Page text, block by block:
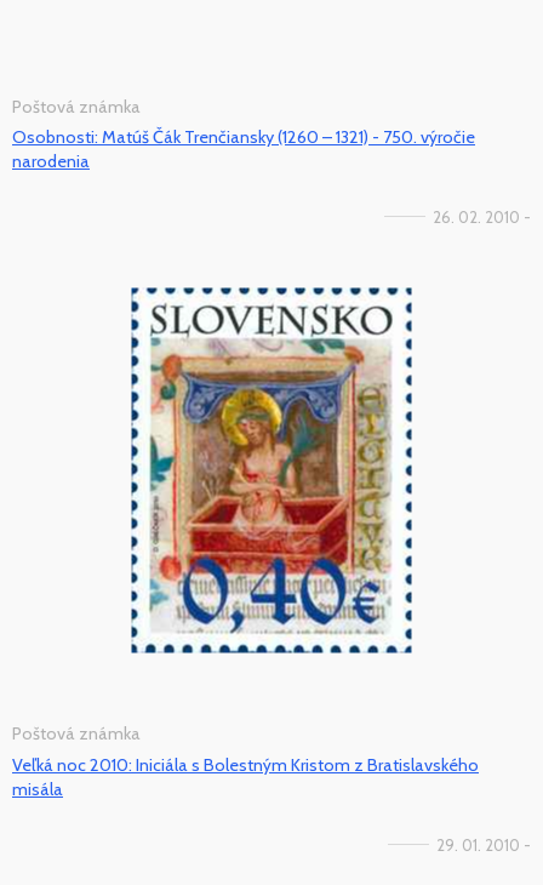
Poštová známka
Osobnosti: Matúš Čák Trenčiansky (1260 – 1321) - 750. výročie
narodenia
26. 02. 2010 -
Poštová známka
Veľká noc 2010: Iniciála s Bolestným Kristom z Bratislavského
misála
29. 01. 2010 -